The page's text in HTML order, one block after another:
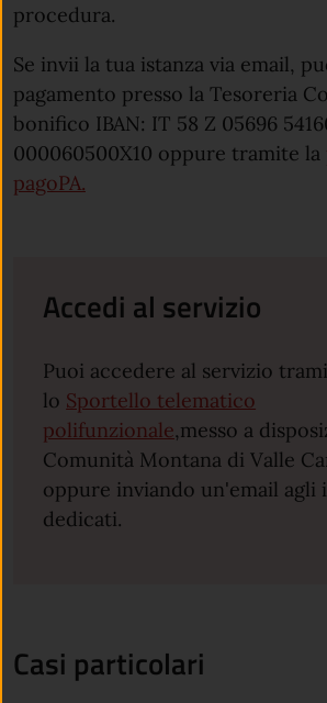
procedura.
Se invii la tua istanza via email,
pagamento presso la Tesoreria
bonifico IBAN: IT 58 Z 05696
000060500X10 oppure tramite la
pagoPA.
Accedi al servizio
Puoi accedere al servizio
lo Sportello telematico
polifunzionale,messo a
Comunità Montana di Valle
oppure inviando un'email agli
dedicati.
Casi particolari